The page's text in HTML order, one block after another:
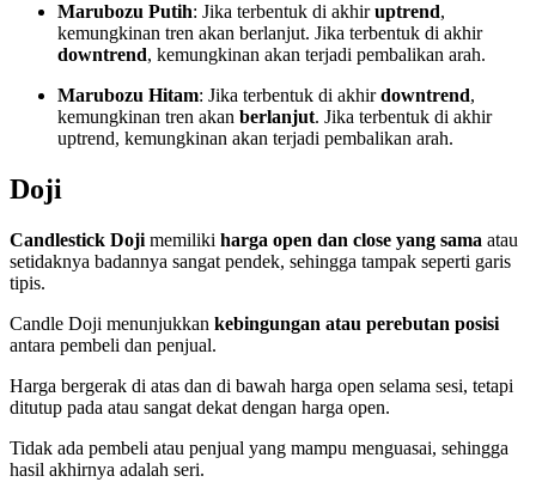
Marubozu Putih: Jika terbentuk di akhiruptrend,
kemungkinan tren akan berlanjut. Jika terbentuk di akhir
downtrend, kemungkinan akan terjadi pembalikan arah.
Marubozu Hitam: Jika terbentuk di akhirdowntrend,
kemungkinan tren akan berlanjut. Jika terbentuk di akhir
uptrend, kemungkinan akan terjadi pembalikan arah.
Doji
Candlestick Doji memiliki harga open dan close yang sama atau
setidaknya badannya sangat pendek, sehingga tampak seperti garis
tipis.
Candle Doji menunjukkan kebingungan atau perebutan posisi
antara pembeli dan penjual.
Harga bergerak di atas dan di bawah harga open selama sesi, tetapi
ditutup pada atau sangat dekat dengan harga open.
Tidak ada pembeli atau penjual yang mampu menguasai, sehingga
hasil akhirnya adalah seri.